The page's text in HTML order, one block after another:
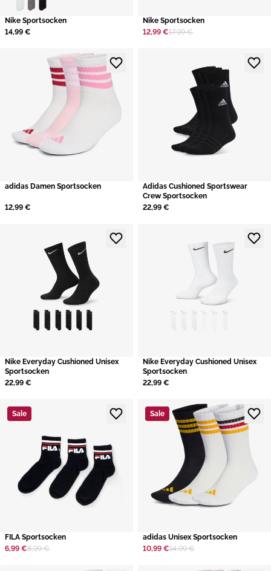
​Nike Sportsocken
14,99 €
​Nike Sportsocken
12,99 €17,99 €
adidas Damen Sportsocken
12,99 €
​Adidas Cushioned Sportswear
Crew Sportsocken
22,99 €
Nike Everyday Cushioned Unisex
Sportsocken
22,99 €
Nike Everyday Cushioned Unisex
Sportsocken
22,99 €
Sale
​FILA Sportsocken
6,99 €8,99 €
Sale
adidas Unisex Sportsocken
10,99 €14,99 €